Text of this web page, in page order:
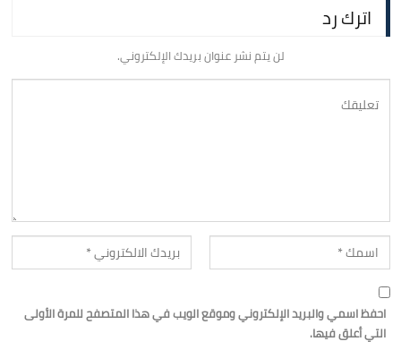
اترك رد
لن يتم نشر عنوان بريدك الإلكتروني.
احفظ اسمي والبريد الإلكتروني وموقع الويب في هذا المتصفح للمرة الأولى
التي أعلق فيها.